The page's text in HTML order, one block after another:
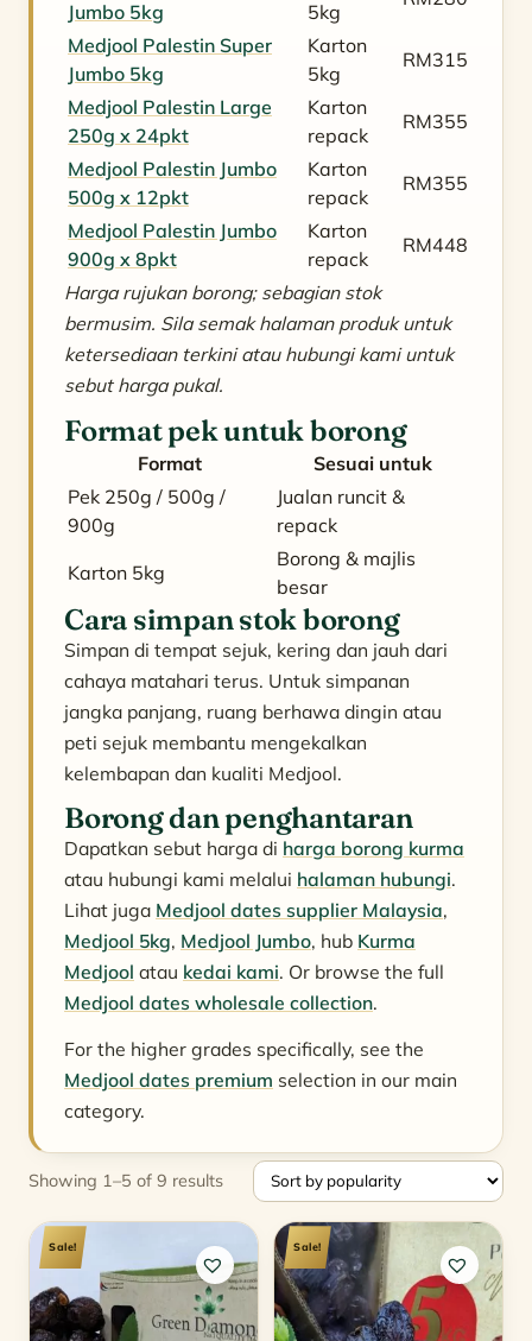
Jumbo 5kg
5kg
Medjool Palestin Super
Jumbo 5kg
Karton
5kg
RM315
Medjool Palestin Large
250g x 24pkt
Karton
repack
RM355
Medjool Palestin Jumbo
500g x 12pkt
Karton
repack
RM355
Medjool Palestin Jumbo
900g x 8pkt
Karton
repack
RM448
Harga rujukan borong; sebagian stok
bermusim. Sila semak halaman produk untuk
ketersediaan terkini atau hubungi kami untuk
sebut harga pukal.
Format pek untuk borong
Format
Sesuai untuk
Pek 250g / 500g /
900g
Jualan runcit &
repack
Karton 5kg
Borong & majlis
besar
Cara simpan stok borong
Simpan di tempat sejuk, kering dan jauh dari
cahaya matahari terus. Untuk simpanan
jangka panjang, ruang berhawa dingin atau
peti sejuk membantu mengekalkan
kelembapan dan kualiti Medjool.
Borong dan penghantaran
Dapatkan sebut harga di harga borong kurma
atau hubungi kami melalui halaman hubungi.
Lihat juga Medjool dates supplier Malaysia,
Medjool 5kg, Medjool Jumbo, hub Kurma
Medjool atau kedai kami. Or browse the full
Medjool dates wholesale collection.
For the higher grades specifically, see the
Medjool dates premium selection in our main
category.
Showing 1–5 of 9 resultsSorted
popularity
Sale! Sale!